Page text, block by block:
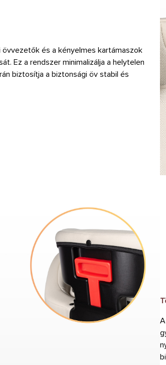
és a kényelmes kartámaszok
Ez a rendszer minimalizálja a helytelen
biztosítja a biztonsági öv stabil és